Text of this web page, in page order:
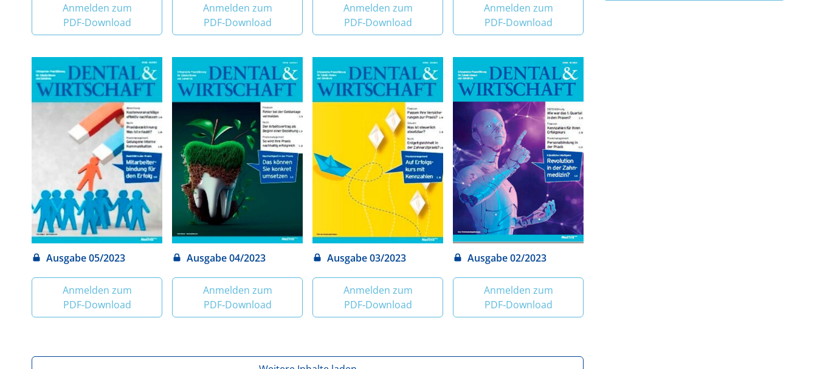
Anmelden zum
PDF‑Download
Anmelden zum
PDF‑Download
Anmelden zum
PDF‑Download
Anmelden zum
PDF‑Download
Ausgabe 05/2023
Anmelden zum
PDF‑Download
Ausgabe 04/2023
Anmelden zum
PDF‑Download
Ausgabe 03/2023
Anmelden zum
PDF‑Download
Ausgabe 02/2023
Anmelden zum
PDF‑Download